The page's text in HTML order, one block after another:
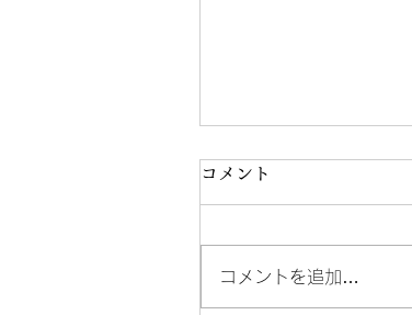
コメント
コメントを追加…